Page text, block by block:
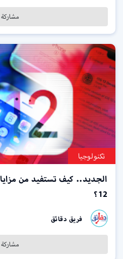
مشاركة
تكنولوجيا
12؟
فريق دقائق
مشاركة